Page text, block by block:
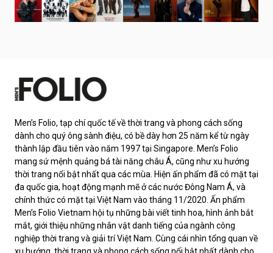
Men’s Folio, tạp chí quốc tế về thời trang và phong cách sống
dành cho quý ông sành điệu, có bề dày hơn 25 năm kể từ ngày
thành lập đầu tiên vào năm 1997 tại Singapore. Men’s Folio
mang sứ mệnh quảng bá tài năng châu Á, cũng như xu hướng
thời trang nổi bật nhất qua các mùa. Hiện ấn phẩm đã có mặt tại
đa quốc gia, hoạt động mạnh mẽ ở các nước Đông Nam Á, và
chính thức có mặt tại Việt Nam vào tháng 11/2020. Ấn phẩm
Men’s Folio Vietnam hội tụ những bài viết tinh hoa, hình ảnh bắt
mắt, giới thiệu những nhân vật danh tiếng của ngành công
nghiệp thời trang và giải trí Việt Nam. Cùng cái nhìn tổng quan về
xu hướng, thời trang và phong cách sống nổi bật nhất dành cho